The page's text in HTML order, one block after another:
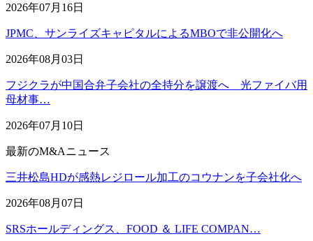
2026年07月16日
JPMC、サンライズキャピタルによるMBOで非公開化へ
2026年08月03日
フジクラが中国合弁子会社の全持分を譲渡へ 光ファイバ用
母材事…
2026年07月10日
最新のM&Aニュース
三井松島HDが感熱レジロール加工のコウナンを子会社化へ
2026年08月07日
SRSホールディングス、FOOD ＆ LIFE COMPAN…